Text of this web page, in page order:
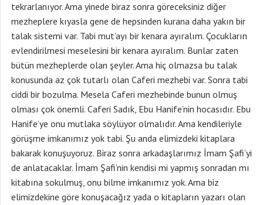
tekrarlanıyor. Ama yinede biraz sonra göreceksiniz diğer
mezheplere kıyasla gene de hepsinden kurana daha yakın bir
talak sistemi var. Tabi mut’ayı bir kenara ayıralım. Çocukların
evlendirilmesi meselesini bir kenara ayıralım. Bunlar zaten
bütün mezheplerde olan şeyler. Ama hiç olmazsa bu talak
konusunda az çok tutarlı olan Caferi mezhebi var. Sonra tabi
ciddi bir bozulma. Mesela Caferi mezhebinde bunun olmuş
olması çok önemli. Caferi Sadık, Ebu Hanife’nin hocasıdır. Ebu
Hanife’ye onu mutlaka söylüyor olmalıdır. Ama kendileriyle
görüşme imkanımız yok tabi. Şu anda elimizdeki kitaplara
bakarak konuşuyoruz. Biraz sonra arkadaşlarımız İmam Şafi’yi
de anlatacaklar. İmam Şafi’nin kendisi mi yapmış sonradan mı
kitabına sokulmuş, onu bilme imkanımız yok. Ama biz
elimizdekine göre konuşacağız yada o kitapların yazarı olan